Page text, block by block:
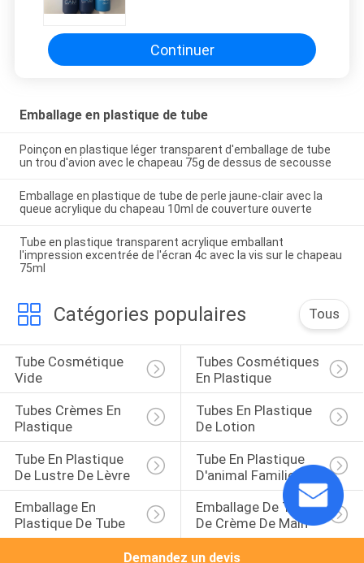
le haut
Continuer
Emballage en plastique de tube
Poinçon en plastique léger transparent d'emballage de tube
un trou d'avion avec le chapeau 75g de dessus de secousse
Emballage en plastique de tube de perle jaune-clair avec la
queue acrylique du chapeau 10ml de couverture ouverte
Tube en plastique transparent acrylique emballant
l'impression excentrée de l'écran 4c avec la vis sur le chapeau
75ml
Catégories populaires Tous
Tube Cosmétique
Vide
Tubes Cosmétiques
En Plastique
Tubes Crèmes En
Plastique
Tubes En Plastique
De Lotion
Tube En Plastique
De Lustre De Lèvre
Tube En Plastique
D'animal Familier
Emballage En
Plastique De Tube
Emballage De Tube
De Crème De Main
Demandez un devis